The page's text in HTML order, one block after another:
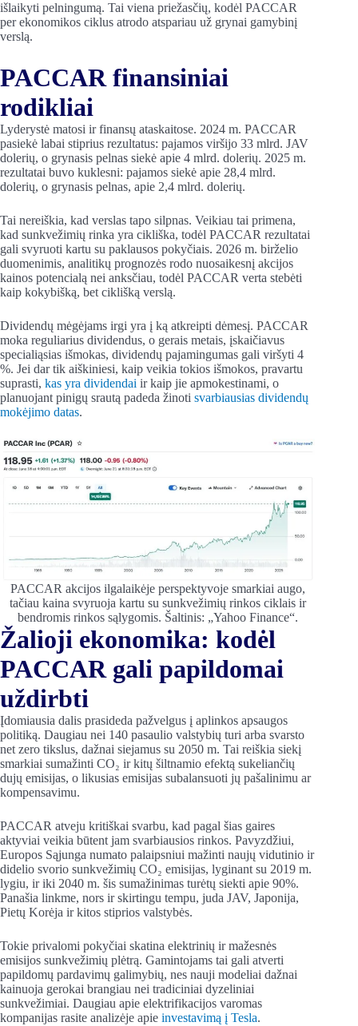
išlaikyti pelningumą. Tai viena priežasčių, kodėl PACCAR
per ekonomikos ciklus atrodo atspariau už grynai gamybinį
verslą.
PACCAR finansiniai
rodikliai
Lyderystė matosi ir finansų ataskaitose. 2024 m. PACCAR
pasiekė labai stiprius rezultatus: pajamos viršijo 33 mlrd. JAV
dolerių, o grynasis pelnas siekė apie 4 mlrd. dolerių. 2025 m.
rezultatai buvo kuklesni: pajamos siekė apie 28,4 mlrd.
dolerių, o grynasis pelnas, apie 2,4 mlrd. dolerių.
Tai nereiškia, kad verslas tapo silpnas. Veikiau tai primena,
kad sunkvežimių rinka yra cikliška, todėl PACCAR rezultatai
gali svyruoti kartu su paklausos pokyčiais. 2026 m. birželio
duomenimis, analitikų prognozės rodo nuosaikesnį akcijos
kainos potencialą nei anksčiau, todėl PACCAR verta stebėti
kaip kokybišką, bet ciklišką verslą.
Dividendų mėgėjams irgi yra į ką atkreipti dėmesį. PACCAR
moka reguliarius dividendus, o gerais metais, įskaičiavus
specialiąsias išmokas, dividendų pajamingumas gali viršyti 4
%. Jei dar tik aiškiniesi, kaip veikia tokios išmokos, pravartu
suprasti, kas yra dividendai ir kaip jie apmokestinami, o
planuojant pinigų srautą padeda žinoti svarbiausias dividendų
mokėjimo datas.
PACCAR akcijos ilgalaikėje perspektyvoje smarkiai augo,
tačiau kaina svyruoja kartu su sunkvežimių rinkos ciklais ir
bendromis rinkos sąlygomis. Šaltinis: „Yahoo Finance“.
Žalioji ekonomika: kodėl
PACCAR gali papildomai
uždirbti
Įdomiausia dalis prasideda pažvelgus į aplinkos apsaugos
politiką. Daugiau nei 140 pasaulio valstybių turi arba svarsto
net zero tikslus, dažnai siejamus su 2050 m. Tai reiškia siekį
smarkiai sumažinti CO₂ ir kitų šiltnamio efektą sukeliančių
dujų emisijas, o likusias emisijas subalansuoti jų pašalinimu ar
kompensavimu.
PACCAR atveju kritiškai svarbu, kad pagal šias gaires
aktyviai veikia būtent jam svarbiausios rinkos. Pavyzdžiui,
Europos Sąjunga numato palaipsniui mažinti naujų vidutinio ir
didelio svorio sunkvežimių CO₂ emisijas, lyginant su 2019 m.
lygiu, ir iki 2040 m. šis sumažinimas turėtų siekti apie 90%.
Panašia linkme, nors ir skirtingu tempu, juda JAV, Japonija,
Pietų Korėja ir kitos stiprios valstybės.
Tokie privalomi pokyčiai skatina elektrinių ir mažesnės
emisijos sunkvežimių plėtrą. Gamintojams tai gali atverti
papildomų pardavimų galimybių, nes nauji modeliai dažnai
kainuoja gerokai brangiau nei tradiciniai dyzeliniai
sunkvežimiai. Daugiau apie elektrifikacijos varomas
kompanijas rasite analizėje apie investavimą į Tesla.